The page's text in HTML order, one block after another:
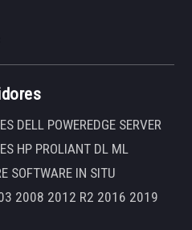
DELL POWEREDGE SERVER
HP PROLIANT DL ML
SOFTWARE IN SITU
2008 2012 R2 2016 2019